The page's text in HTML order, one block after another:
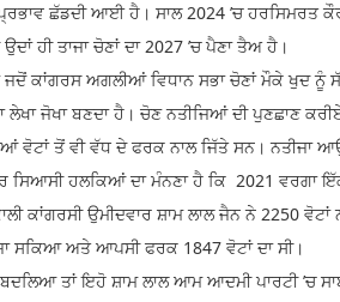
ਛੱਡਦੀ ਆਈ ਹੈ। ਸਾਲ 2024 ’ਚ ਹਰਸਿਮਰਤ ਕੌਰ
ਹੀ ਤਾਜਾ ਚੋਣਾਂ ਦਾ 2027 ’ਚ ਪੈਣਾ ਤੈਅ ਹੈ।
ਅਗਲੀਆਂ ਵਿਧਾਨ ਸਭਾ ਚੋਣਾਂ ਮੌਕੇ ਖੁਦ ਨੂੰ ਸੱਤਾ
ਜੋਖਾ ਬਣਦਾ ਹੈ। ਚੋਣ ਨਤੀਜਿਆਂ ਦੀ ਪੁਣਛਾਣ
ਵੋਟਾਂ ਤੋਂ ਵੀ ਵੱਧ ਦੇ ਫਰਕ ਨਾਲ ਜਿੱਤੇ ਸਨ। ਨਤੀਜਾ
ਸਿਆਸੀ ਹਲਕਿਆਂ ਦਾ ਮੰਨਣਾ ਹੈ ਕਿ 2021 ਵਰਗਾ
ਕਾਂਗਰਸੀ ਉਮੀਦਵਾਰ ਸ਼ਾਮ ਲਾਲ ਜੈਨ ਨੇ 2250
ਸਕਿਆ ਅਤੇ ਆਪਸੀ ਫਰਕ 1847 ਵੋਟਾਂ ਦਾ ਸੀ।
ਇਹੋ ਸ਼ਾਮ ਲਾਲ ਆਮ ਆਦਮੀ ਪਾਰਟੀ ’ਚ